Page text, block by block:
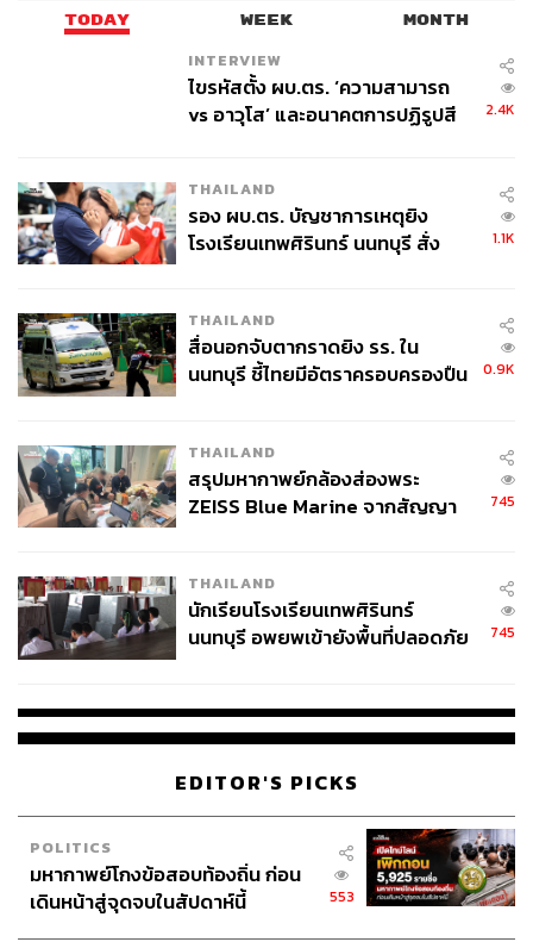
TODAY WEEK MONTH
INTERVIEW
ไขรหัสตั้ง ผบ.ตร. ‘ความสามารถ
vs อาวุโส’ และอนาคตการปฏิรูปสี
2.4K
THAILAND
รอง ผบ.ตร. บัญชาการเหตุยิง
โรงเรียนเทพศิรินทร์ นนทบุรี สั่ง
1.1K
THAILAND
สื่อนอกจับตากราดยิง รร. ใน
นนทบุรี ชี้ไทยมีอัตราครอบครองปืน
0.9K
THAILAND
สรุปมหากาพย์กล้องส่องพระ
ZEISS Blue Marine จากสัญญา
จ่ายหนี้-แอบระบุแบรนด์
745
THAILAND
นักเรียนโรงเรียนเทพศิรินทร์
นนทบุรี อพยพเข้ายังพื้นที่ปลอดภัย
745
EDITOR'S PICKS
POLITICS
มหากาพย์โกงข้อสอบท้องถิ่น ก่อน
เดินหน้าสู่จุดจบในสัปดาห์นี้
553